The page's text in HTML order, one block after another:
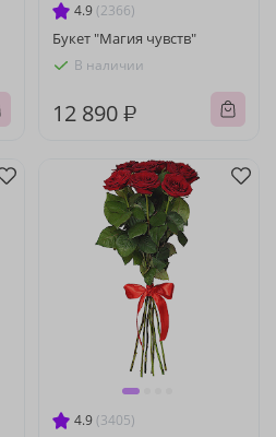
4.9 (2366)
Букет "Магия чувств"
В наличии
12 890 ₽
4.9 (3405)